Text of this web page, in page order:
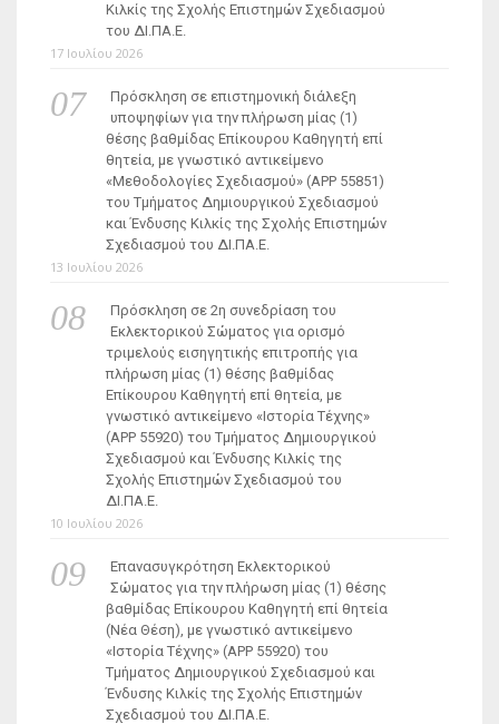
Κιλκίς της Σχολής Επιστημών Σχεδιασμού
του ΔΙ.ΠΑ.Ε.
17 Ιουλίου 2026
Πρόσκληση σε επιστημονική διάλεξη
υποψηφίων για την πλήρωση μίας (1)
θέσης βαθμίδας Επίκουρου Καθηγητή επί
θητεία, με γνωστικό αντικείμενο
«Μεθοδολογίες Σχεδιασμού» (ΑΡΡ 55851)
του Τμήματος Δημιουργικού Σχεδιασμού
και Ένδυσης Κιλκίς της Σχολής Επιστημών
Σχεδιασμού του ΔΙ.ΠΑ.Ε.
13 Ιουλίου 2026
Πρόσκληση σε 2η συνεδρίαση του
Εκλεκτορικού Σώματος για ορισμό
τριμελούς εισηγητικής επιτροπής για
πλήρωση μίας (1) θέσης βαθμίδας
Επίκουρου Καθηγητή επί θητεία, με
γνωστικό αντικείμενο «Ιστορία Τέχνης»
(ΑΡΡ 55920) του Τμήματος Δημιουργικού
Σχεδιασμού και Ένδυσης Κιλκίς της
Σχολής Επιστημών Σχεδιασμού του
ΔΙ.ΠΑ.Ε.
10 Ιουλίου 2026
Επανασυγκρότηση Εκλεκτορικού
Σώματος για την πλήρωση μίας (1) θέσης
βαθμίδας Επίκουρου Καθηγητή επί θητεία
(Νέα Θέση), με γνωστικό αντικείμενο
«Ιστορία Τέχνης» (ΑΡΡ 55920) του
Τμήματος Δημιουργικού Σχεδιασμού και
Ένδυσης Κιλκίς της Σχολής Επιστημών
Σχεδιασμού του ΔΙ.ΠΑ.Ε.